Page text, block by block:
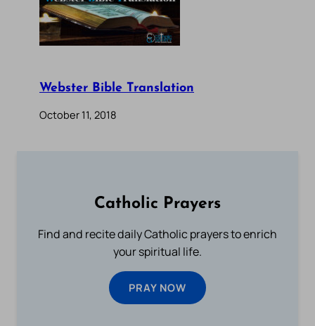
Webster Bible Translation
October 11, 2018
Catholic Prayers
Find and recite daily Catholic prayers to enrich
your spiritual life.
PRAY NOW